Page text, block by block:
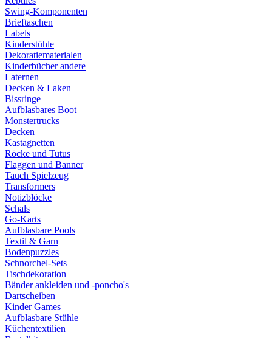
Swing-Komponenten
Brieftaschen
Labels
Kinderstühle
Dekoratiematerialen
Kinderbücher andere
Laternen
Decken & Laken
Bissringe
Aufblasbares Boot
Monstertrucks
Decken
Kastagnetten
Röcke und Tutus
Flaggen und Banner
Tauch Spielzeug
Transformers
Notizblöcke
Schals
Go-Karts
Aufblasbare Pools
Textil & Garn
Bodenpuzzles
Schnorchel-Sets
Tischdekoration
Bänder ankleiden und -poncho's
Dartscheiben
Kinder Games
Aufblasbare Stühle
Küchentextilien